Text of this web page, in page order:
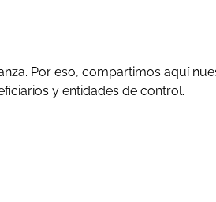
Por eso, compartimos aquí
y entidades de control.